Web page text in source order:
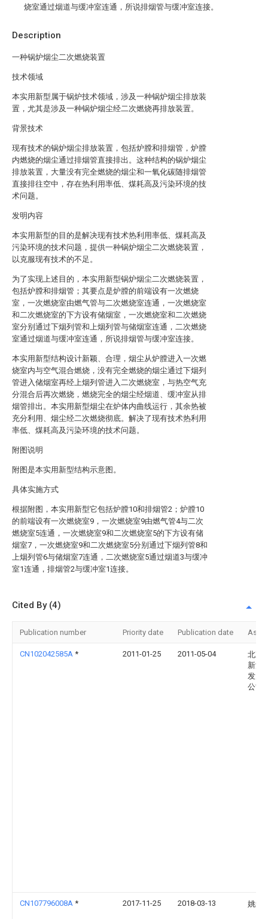
Description
一种锅炉烟尘二次燃烧装置
技术领域
本实用新型属于锅炉技术领域，涉及一种锅炉烟尘排放装
置，尤其是涉及一种锅炉烟尘经二次燃烧再排放装置。
背景技术
现有技术的锅炉烟尘排放装置，包括炉膛和排烟管，炉膛
内燃烧的烟尘通过排烟管直接排出。这种结构的锅炉烟尘
排放装置，大量没有完全燃烧的烟尘和一氧化碳随排烟管
直接排往空中，存在热利用率低、煤耗高及污染环境的技
术问题。
发明内容
本实用新型的目的是解决现有技术热利用率低、煤耗高及
污染环境的技术问题，提供一种锅炉烟尘二次燃烧装置，
以克服现有技术的不足。
为了实现上述目的，本实用新型锅炉烟尘二次燃烧装置，
包括炉膛和排烟管；其要点是炉膛的前端设有一次燃烧
室，一次燃烧室由燃气管与二次燃烧室连通，一次燃烧室
和二次燃烧室的下方设有储烟室，一次燃烧室和二次燃烧
室分别通过下烟列管和上烟列管与储烟室连通，二次燃烧
室通过烟道与缓冲室连通，所说排烟管与缓冲室连接。
本实用新型结构设计新颖、合理，烟尘从炉膛进入一次燃
烧室内与空气混合燃烧，没有完全燃烧的烟尘通过下烟列
管进入储烟室再经上烟列管进入二次燃烧室，与热空气充
分混合后再次燃烧，燃烧完全的烟尘经烟道、缓冲室从排
烟管排出。本实用新型烟尘在炉体内曲线运行，其余热被
充分利用、烟尘经二次燃烧彻底。解决了现有技术热利用
率低、煤耗高及污染环境的技术问题。
附图说明
附图是本实用新型结构示意图。
具体实施方式
根据附图，本实用新型它包括炉膛10和排烟管2；炉膛10
的前端设有一次燃烧室9，一次燃烧室9由燃气管4与二次
燃烧室5连通，一次燃烧室9和二次燃烧室5的下方设有储
烟室7，一次燃烧室9和二次燃烧室5分别通过下烟列管8和
上烟列管6与储烟室7连通，二次燃烧室5通过烟道3与缓冲
室1连通，排烟管2与缓冲室1连接。
烧室通过烟道与缓冲室连通，所说排烟管与缓冲室连接。
Cited By (4)
Publication number Priority date Publication date
CN102042585A * 2011-01-25 2011-05-04
北京
新源
发展
公司
CN107796008A * 2017-11-25 2018-03-13 姚舜